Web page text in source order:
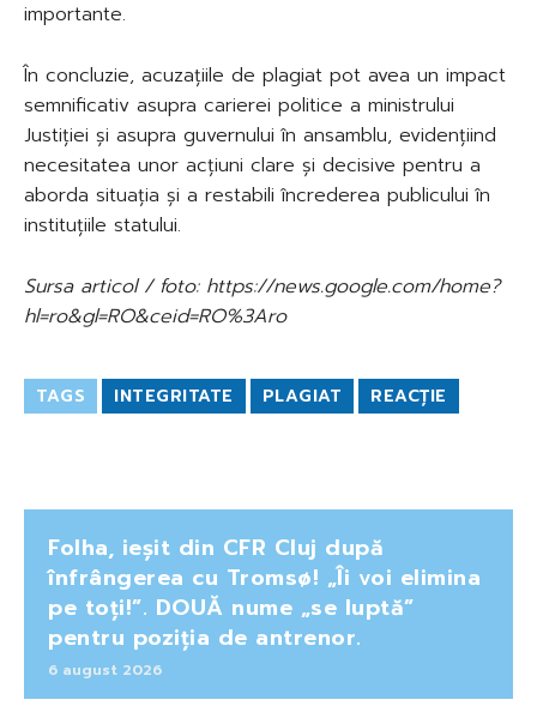
importante.
În concluzie, acuzațiile de plagiat pot avea un impact
semnificativ asupra carierei politice a ministrului
Justiției și asupra guvernului în ansamblu, evidențiind
necesitatea unor acțiuni clare și decisive pentru a
aborda situația și a restabili încrederea publicului în
instituțiile statului.
Sursa articol / foto: https://news.google.com/home?
hl=ro&gl=RO&ceid=RO%3Aro
TAGS INTEGRITATE PLAGIAT REACȚIE
Folha, ieșit din CFR Cluj după
înfrângerea cu Tromsø! „Îi voi elimina
pe toți!”. DOUĂ nume „se luptă”
pentru poziția de antrenor.
6 august 2026